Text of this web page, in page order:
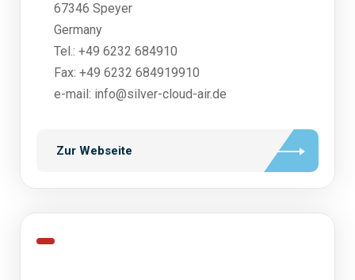
67346 Speyer
Germany
Tel.: +49 6232 684910
Fax: +49 6232 684919910
e-mail: info@silver-cloud-air.de
Zur Webseite